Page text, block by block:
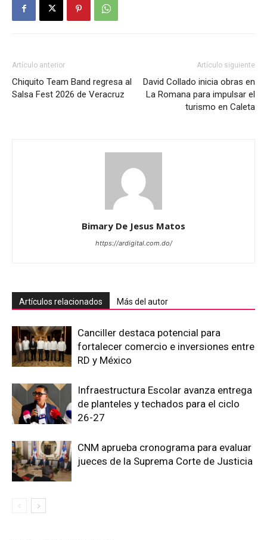
Artículo anterior
Chiquito Team Band regresa al
Salsa Fest 2026 de Veracruz
Artículo siguiente
David Collado inicia obras en
La Romana para impulsar el
turismo en Caleta
Bimary De Jesus Matos
https://ardigital.com.do/
Artículos relacionados Más del autor
Canciller destaca potencial para
fortalecer comercio e inversiones entre
RD y México
Infraestructura Escolar avanza entrega
de planteles y techados para el ciclo
26-27
CNM aprueba cronograma para evaluar
jueces de la Suprema Corte de Justicia